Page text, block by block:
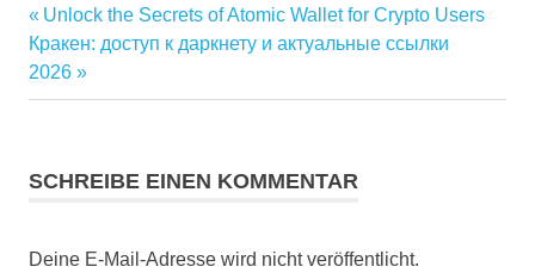
Beitragsnavigation
Vorheriger
Beitrag:
Unlock the Secrets of Atomic Wallet for Crypto Users
Nächster
Beitrag:
Кракен: доступ к даркнету и актуальные ссылки
2026
SCHREIBE EINEN KOMMENTAR
Deine E-Mail-Adresse wird nicht veröffentlicht.